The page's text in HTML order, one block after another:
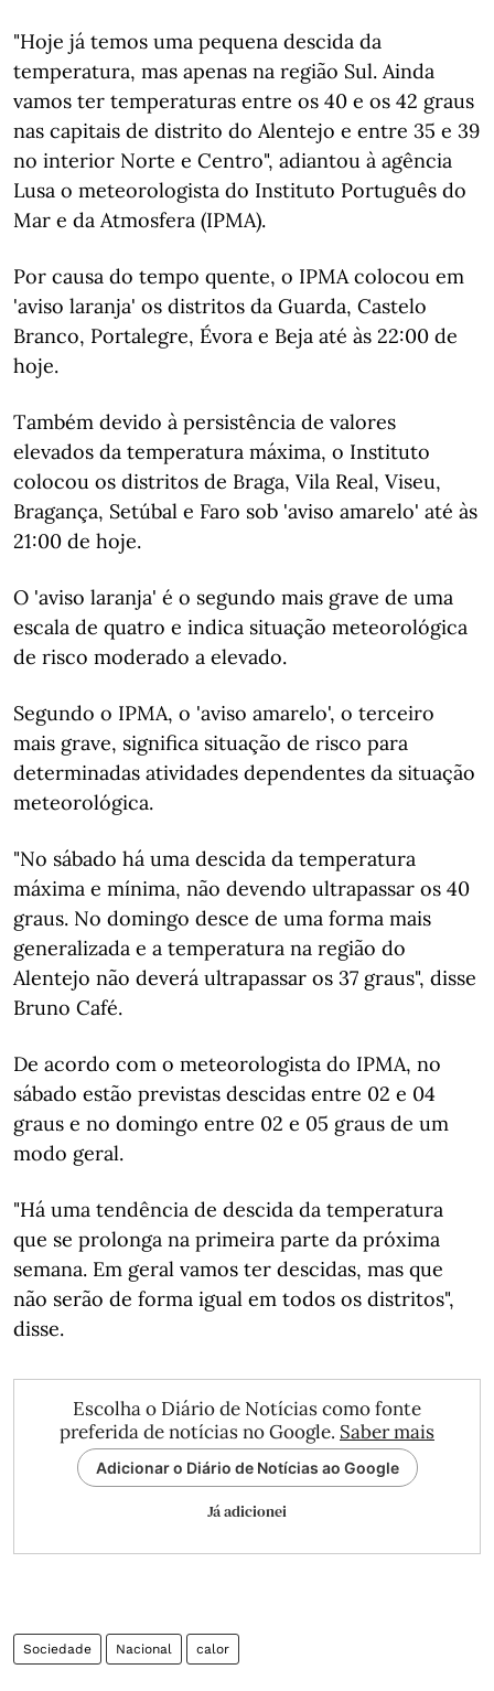
"Hoje já temos uma pequena descida da
temperatura, mas apenas na região Sul. Ainda
vamos ter temperaturas entre os 40 e os 42 graus
nas capitais de distrito do Alentejo e entre 35 e 39
no interior Norte e Centro", adiantou à agência
Lusa o meteorologista do Instituto Português do
Mar e da Atmosfera (IPMA).
Por causa do tempo quente, o IPMA colocou em
'aviso laranja' os distritos da Guarda, Castelo
Branco, Portalegre, Évora e Beja até às 22:00 de
hoje.
Também devido à persistência de valores
elevados da temperatura máxima, o Instituto
colocou os distritos de Braga, Vila Real, Viseu,
Bragança, Setúbal e Faro sob 'aviso amarelo' até às
21:00 de hoje.
O 'aviso laranja' é o segundo mais grave de uma
escala de quatro e indica situação meteorológica
de risco moderado a elevado.
Segundo o IPMA, o 'aviso amarelo', o terceiro
mais grave, significa situação de risco para
determinadas atividades dependentes da situação
meteorológica.
"No sábado há uma descida da temperatura
máxima e mínima, não devendo ultrapassar os 40
graus. No domingo desce de uma forma mais
generalizada e a temperatura na região do
Alentejo não deverá ultrapassar os 37 graus", disse
Bruno Café.
De acordo com o meteorologista do IPMA, no
sábado estão previstas descidas entre 02 e 04
graus e no domingo entre 02 e 05 graus de um
modo geral.
"Há uma tendência de descida da temperatura
que se prolonga na primeira parte da próxima
semana. Em geral vamos ter descidas, mas que
não serão de forma igual em todos os distritos",
disse.
Escolha o Diário de Notícias como fonte
preferida de notícias no Google. Saber mais
Adicionar o Diário de Notícias ao Google
Já adicionei
Sociedade Nacional calor